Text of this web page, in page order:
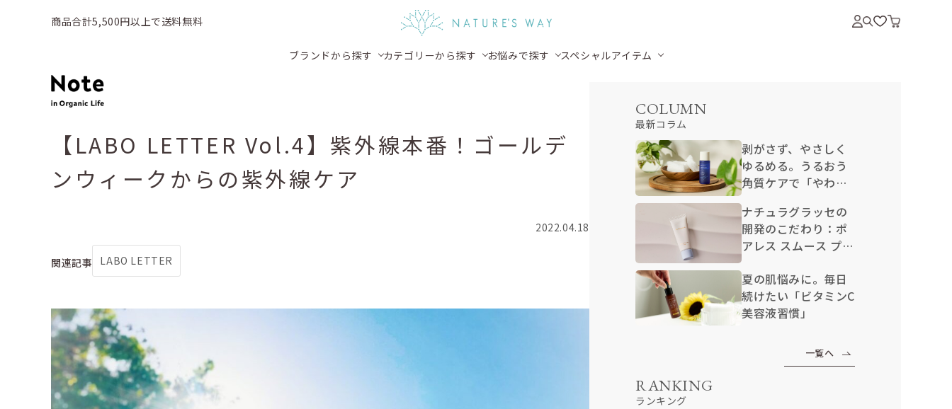
商品合計5,500円以上で送料無料
ブランドから探す カテゴリーから探す お悩みで探す スペシャルアイテム
【LABO LETTER Vol.4】紫外線本番！ゴールデ
ンウィークからの紫外線ケア
2022.04.18
関連記事 LABO LETTER
COLUMN
最新コラム
剥がさず、やさしく
ゆるめる。うるおう
角質ケアで「やわら
ナチュラグラッセの
開発のこだわり：ポ
アレス スムース プラ
夏の肌悩みに。毎日
続けたい「ビタミンC
美容液習慣」
一覧へ
RANKING
ランキング